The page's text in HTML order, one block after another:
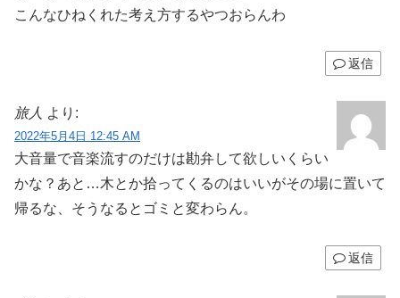
こんなひねくれた考え方するやつおらんわ
返信
旅人 より:
2022年5月4日 12:45 AM
大音量で音楽流すのだけは勘弁して欲しいくらい
かな？あと…木とか拾ってくるのはいいがその場に置いて
帰るな、そうなるとゴミと変わらん。
返信